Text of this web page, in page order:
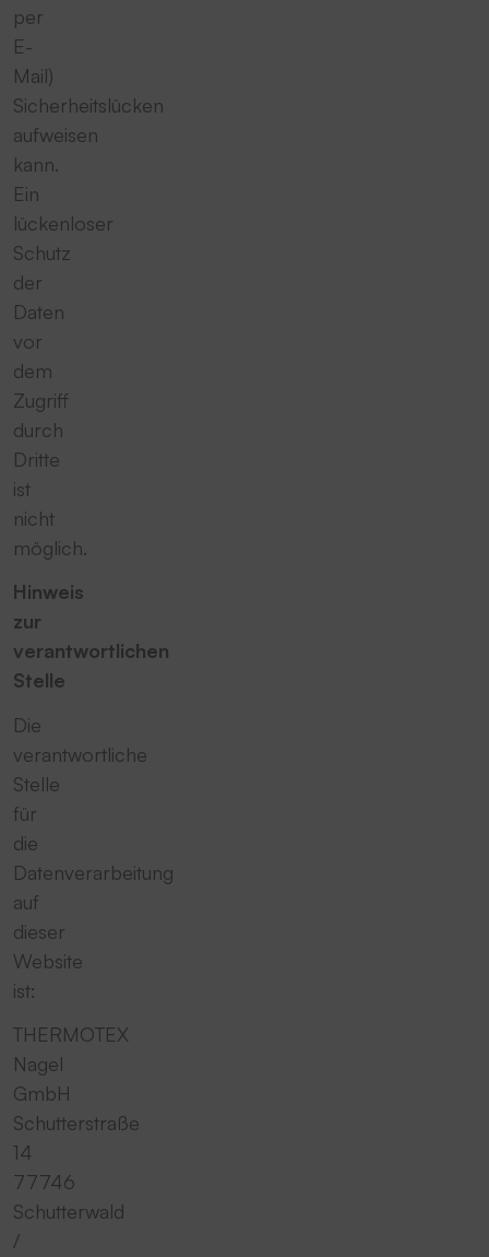
per
E-
Mail)
Sicherheitslücken
aufweisen
kann.
Ein
lückenloser
Schutz
der
Daten
vor
dem
Zugriff
durch
Dritte
ist
nicht
möglich.
Hinweis
zur
verantwortlichen
Stelle
Die
verantwortliche
Stelle
für
die
Datenverarbeitung
auf
dieser
Website
ist:
THERMOTEX
Nagel
GmbH
Schutterstraße
14
77746
Schutterwald
/